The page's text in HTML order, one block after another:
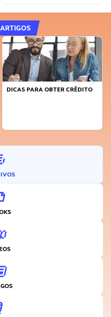
FAÇA A DIFERENÇA: SEJA